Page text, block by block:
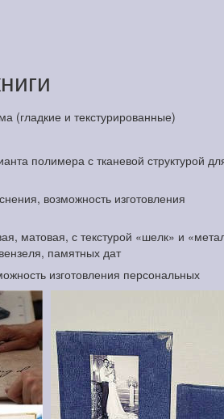
(гладкие и текстурированные)
полимера с тканевой структурой
возможность изготовления
матовая, с текстурой «шелк» и
памятных дат
изготовления персональных